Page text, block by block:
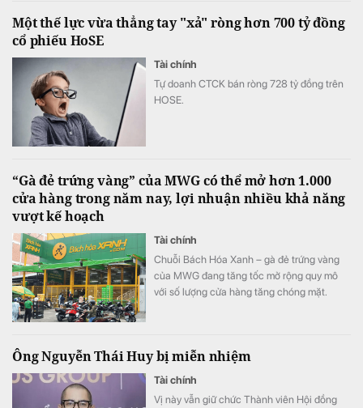
Một thế lực vừa thẳng tay "xả" ròng hơn 700 tỷ đồng
cổ phiếu HoSE
Tài chính
Tự doanh CTCK bán ròng 728 tỷ đồng trên
HOSE.
“Gà đẻ trứng vàng” của MWG có thể mở hơn 1.000
cửa hàng trong năm nay, lợi nhuận nhiều khả năng
vượt kế hoạch
Tài chính
Chuỗi Bách Hóa Xanh – gà đẻ trứng vàng
của MWG đang tăng tốc mở rộng quy mô
với số lượng cửa hàng tăng chóng mặt.
Ông Nguyễn Thái Huy bị miễn nhiệm
Tài chính
Vị này vẫn giữ chức Thành viên Hội đồng